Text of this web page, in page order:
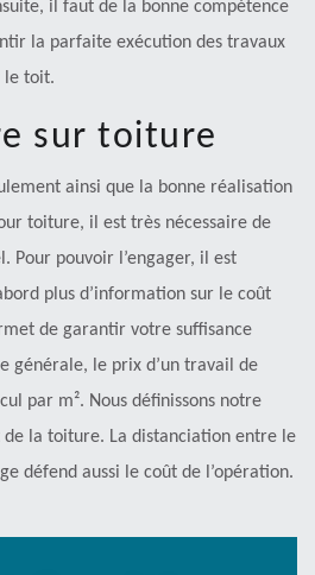
il faut de la bonne compétence
la parfaite exécution des travaux
le toit.
sur toiture
ainsi que la bonne réalisation
toiture, il est très nécessaire de
Pour pouvoir l’engager, il est
plus d’information sur le coût
de garantir votre suffisance
générale, le prix d’un travail de
par m². Nous définissons notre
la toiture. La distanciation entre le
défend aussi le coût de l’opération.